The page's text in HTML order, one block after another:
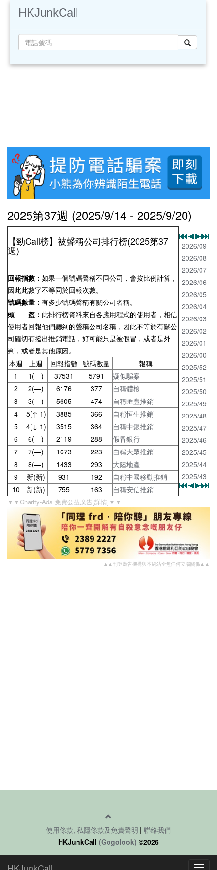
HKJunkCall
2025第37週 (2025/9/14 - 2025/9/20)
【勁Call榜】被聲稱公司排行榜(2025第37
週)
回報指數： 如果一個號碼聲稱不同公司，會按比例計算，
因此此數字不等同於回報次數。
號碼數量： 有多少號碼聲稱有關公司名稱。
頭 盔： 此排行榜資料來自各應用程式的使用者，相信
使用者回報他們聽到的聲稱公司名稱，因此不等於有關公
司確切有撥出推銷電話，好可能只是被假冒，或者是外
判，或者是其他原因。
本週
上週 回報指數 號碼數量
報稱
1
1(—) 37531 5791
疑似騙案
2
2(—) 6176 377
自稱體檢
3
3(—) 5605 474
自稱匯豐推銷
4
5(↑ 1) 3885 366
自稱恒生推銷
5
4(↓ 1) 3515 364
自稱中銀推銷
6
6(—) 2119 288
假冒銀行
7
7(—) 1673 223
自稱大眾推銷
8
8(—) 1433 293
大陸地產
9
新(新) 931 192
自稱中國移動推銷
10
新(新) 755 163 自稱安信推銷
2026/09
2026/08
2026/07
2026/06
2026/05
2026/04
2026/03
2026/02
2026/01
2026/00
2025/52
2025/51
2025/50
2025/49
2025/48
2025/47
2025/46
2025/45
2025/44
2025/43
▼▼Charity-Ads 免費公益廣告[詳情]▼▼
▲▲刊登廣告機構與本網站全無任何立場關係▲▲
使用條款, 私隱條款及免責聲明 | 聯絡我們
HKJunkCall (Gogolook) ©2026